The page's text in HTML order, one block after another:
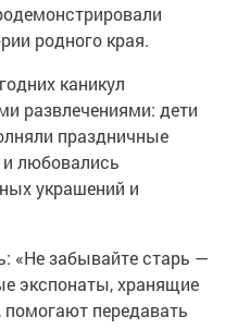
родного края.
каникул
развлечениями: дети
праздничные
и любовались
украшений и
«Не забывайте старь —
экспонаты, хранящие
передавать